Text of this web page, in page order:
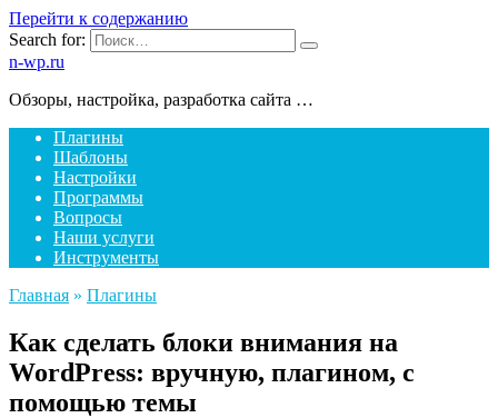
Перейти к содержанию
Search for:
n-wp.ru
Обзоры, настройка, разработка сайта …
Плагины
Шаблоны
Настройки
Программы
Вопросы
Наши услуги
Инструменты
Главная » Плагины
Как сделать блоки внимания на
WordPress: вручную, плагином, с
помощью темы